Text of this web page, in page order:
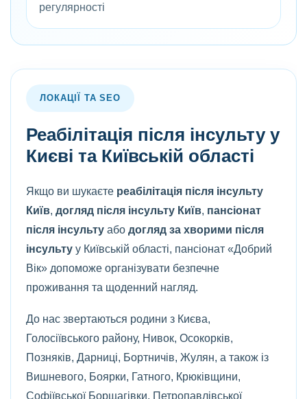
регулярності
ЛОКАЦІЇ ТА SEO
Реабілітація після інсульту у
Києві та Київській області
Якщо ви шукаєте реабілітація після інсульту
Київ,догляд після інсульту Київ, пансіонат
після інсульту абодогляд за хворими після
інсульту у Київській області, пансіонат «Добрий
Вік» допоможе організувати безпечне
проживання та щоденний нагляд.
До нас звертаються родини з Києва,
Голосіївського району, Нивок, Осокорків,
Позняків, Дарниці, Бортничів, Жулян, а також із
Вишневого, Боярки, Гатного, Крюківщини,
Софіївської Борщагівки, Петропавлівської